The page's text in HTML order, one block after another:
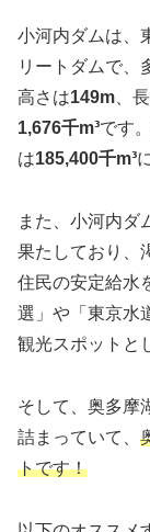
小河内ダムは、
リートダムで、
高さは149m、
1,676千m³です
は185,400千m³
また、小河内ダ
果たしており、
住民の安定給水
選」や「東京水
観光スポットと
そして、奥多摩
詰まっていて、
トです！